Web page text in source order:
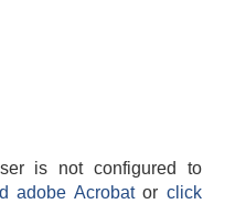
is not configured to
adobe Acrobatorclick